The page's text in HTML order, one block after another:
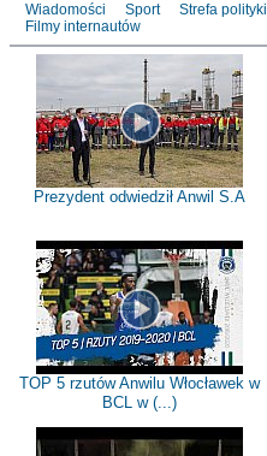
Wiadomości Sport Strefa polityki
Filmy internautów
Prezydent odwiedził Anwil S.A
TOP 5 rzutów Anwilu Włocławek w
BCL w (...)